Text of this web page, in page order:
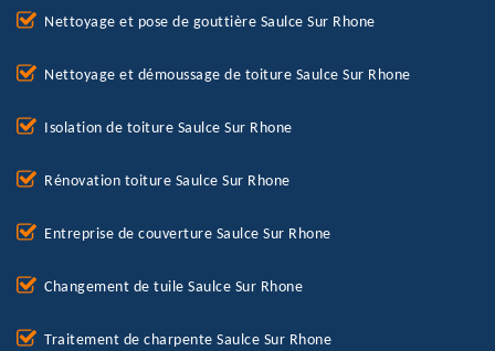
Nettoyage et pose de gouttière Saulce Sur Rhone
Nettoyage et démoussage de toiture Saulce Sur Rhone
Isolation de toiture Saulce Sur Rhone
Rénovation toiture Saulce Sur Rhone
Entreprise de couverture Saulce Sur Rhone
Changement de tuile Saulce Sur Rhone
Traitement de charpente Saulce Sur Rhone